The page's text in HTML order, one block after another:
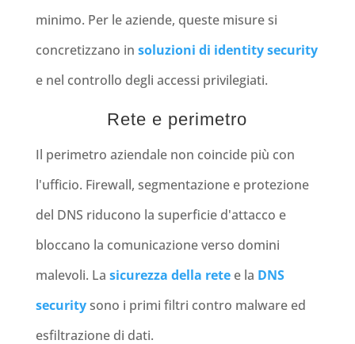
minimo. Per le aziende, queste misure si
concretizzano in soluzioni di identity security
e nel controllo degli accessi privilegiati.
Rete e perimetro
Il perimetro aziendale non coincide più con
l'ufficio. Firewall, segmentazione e protezione
del DNS riducono la superficie d'attacco e
bloccano la comunicazione verso domini
malevoli. La sicurezza della retee la DNS
securitysono i primi filtri contro malware ed
esfiltrazione di dati.